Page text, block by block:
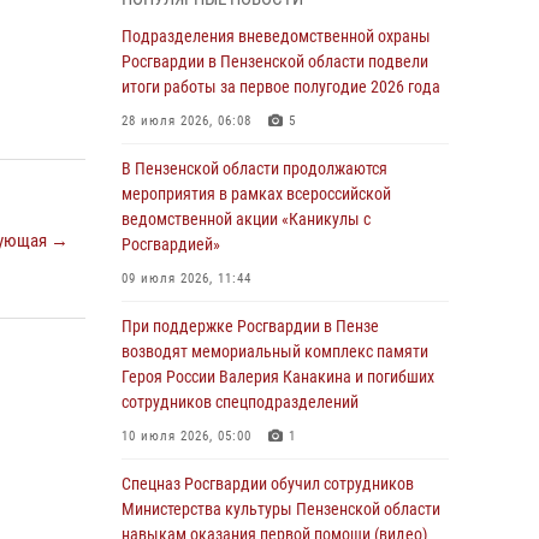
→
помощь дезориентированному пенсионеру
05 августа 2026, 04:00
В Пензе при силовой поддержке Росгвардии
пресечена деятельность ОПГ,
центр (видео)
04 августа 2026, 07:05 4 1
В Управлении Росгвардии по Пензенской
области подвели итоги работы за первое
04 августа 2026, 06:08
Росгвардия обеспечила безопасность
праздничных мероприятий в День ВДВ в
Пензе
В Пензе сотрудники Росгвардии задержали
Подразделения вневедомственной охраны
Росгвардии в Пензенской области подвели
итоги работы за первое полугодие 2026 года
28 июля 2026, 06:08 5
В Пензенской области продолжаются
мероприятия в рамках всероссийской
ведомственной акции «Каникулы с
Росгвардией»
09 июля 2026, 11:44
При поддержке Росгвардии в Пензе
возводят мемориальный комплекс памяти
Героя России Валерия Канакина и погибших
сотрудников спецподразделений
10 июля 2026, 05:00 1
Спецназ Росгвардии обучил сотрудников
Министерства культуры Пензенской области
навыкам оказания первой помощи (видео)